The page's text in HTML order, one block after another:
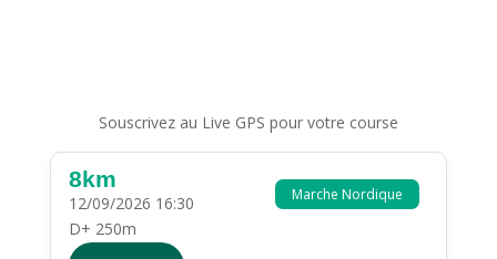
Souscrivez au Live GPS pour votre course
Marche Nordique
8km
12/09/2026 16:30
D+ 250m